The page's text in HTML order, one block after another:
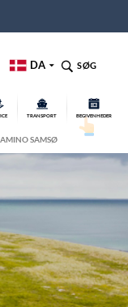
DA SØG
TRANSPORT BEGIVENHEDER
SAMSØ